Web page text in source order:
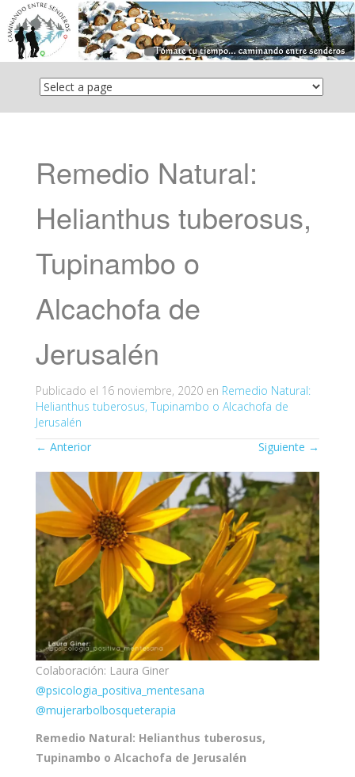
Saltar
contenido
Remedio Natural:
Helianthus tuberosus,
Tupinambo o
Alcachofa de
Jerusalén
Publicado el 16 noviembre, 2020 en Remedio Natural:
Helianthus tuberosus, Tupinambo o Alcachofa de
Jerusalén
← Anterior Siguiente →
Colaboración: Laura Giner
@psicologia_positiva_mentesana
@mujerarbolbosqueterapia
Remedio Natural: Helianthus tuberosus,
Tupinambo o Alcachofa de Jerusalén